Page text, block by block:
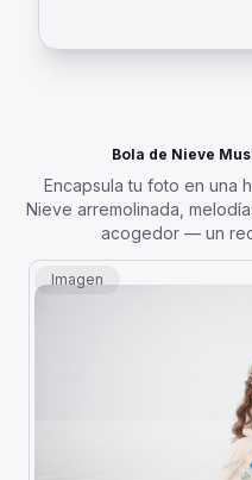
Bola de Nieve
Encapsula tu foto en una
Nieve arremolinada,
acogedor — un
Imagen